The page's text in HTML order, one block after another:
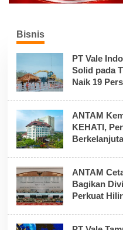
Bisnis
PT Vale
Solid pada
Naik 19
ANTAM
KEHATI,
ANTAM
Bagikan
Perkuat